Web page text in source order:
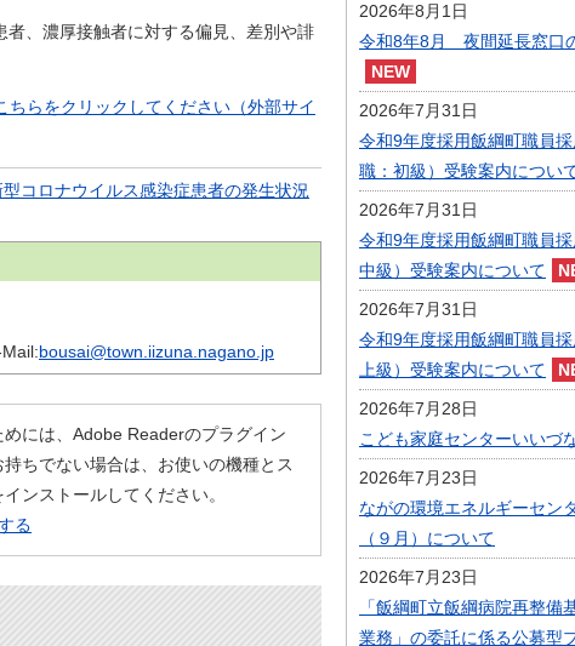
、濃厚接触者に対する偏見、差別や誹
らをクリックしてください（外部サイ
型コロナウイルス感染症患者の発生状況
bousai@town.iizuna.nagano.jp
には、Adobe Readerのプラグイン
持ちでない場合は、お使いの機種とス
ンストールしてください。
る
2026年8月1日
令和8年8月 夜間延長窓口
2026年7月31日
令和9年度採用飯綱町職員
職：初級）受験案内につい
2026年7月31日
令和9年度採用飯綱町職員採
中級）受験案内について
2026年7月31日
令和9年度採用飯綱町職員採
上級）受験案内について
2026年7月28日
こども家庭センターいいづ
2026年7月23日
ながの環境エネルギーセン
（９月）について
2026年7月23日
「飯綱町立飯綱病院再整備
業務」の委託に係る公募型